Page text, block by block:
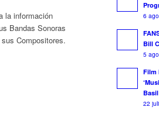
la información
Bandas Sonoras
Compositores.
6
Bill
5
Film
22